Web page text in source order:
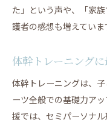
た」という声や、「家
護者の感想も増えていま
体幹トレーニング
体幹トレーニングは、
ーツ全般での基礎力ア
援では、セミパーソナ